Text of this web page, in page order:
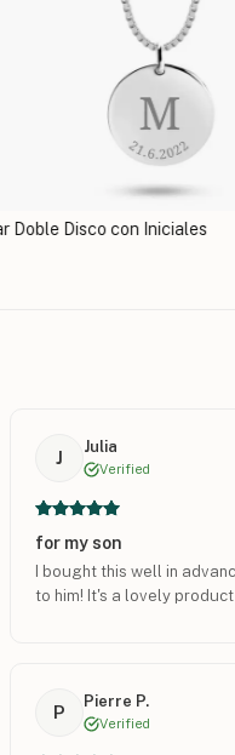
Doble Disco con Iniciales
J
Julia
Verified
for my son
I bought this well in
to him! It's a lovely
P
Pierre P.
Verified